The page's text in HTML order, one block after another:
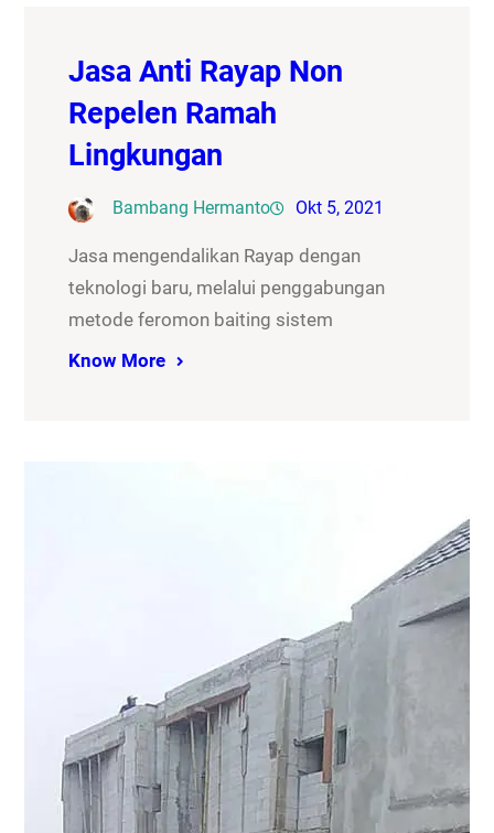
Jasa Anti Rayap Non
Repelen Ramah
Lingkungan
Bambang Hermanto Okt 5, 2021
Jasa mengendalikan Rayap dengan
teknologi baru, melalui penggabungan
metode feromon baiting sistem
Know More